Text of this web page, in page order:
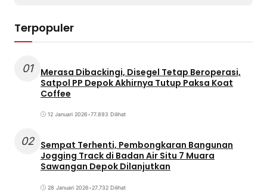
Terpopuler
01
Merasa Dibackingi, Disegel Tetap Beroperasi,
Satpol PP Depok Akhirnya Tutup Paksa Koat
Coffee
12 Januari 2026•77.893 Dilihat
02 Sempat Terhenti, Pembongkaran Bangunan
Jogging Track di Badan Air Situ 7 Muara
Sawangan Depok Dilanjutkan
28 Januari 2026•27.732 Dilihat